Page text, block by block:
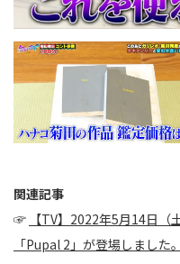
関連記事
☞ 【TV】2022年5月14日
「Pupal 2」が登場しました。